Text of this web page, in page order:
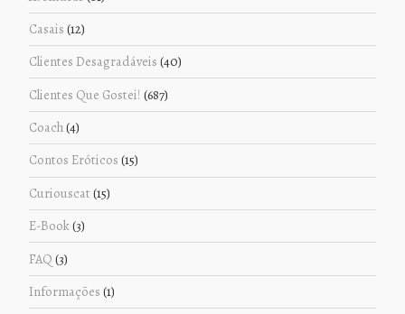
Casais (12)
Clientes Desagradáveis (40)
Clientes Que Gostei! (687)
Coach(4)
Contos Eróticos (15)
Curiouscat (15)
E-Book(3)
FAQ (3)
Informações (1)